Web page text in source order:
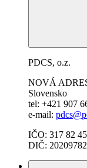
PDCS, o.z.
NOVÁ
Slovensko
tel: +421 907
e-mail:
IČO: 317 82
DIČ: